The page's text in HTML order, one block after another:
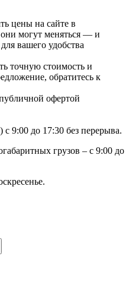
цены на сайте в
могут меняться — и
вашего удобства
точную стоимость и
обратитесь к
офертой
9:00 до 17:30 без перерыва.
грузов – с 9:00 до